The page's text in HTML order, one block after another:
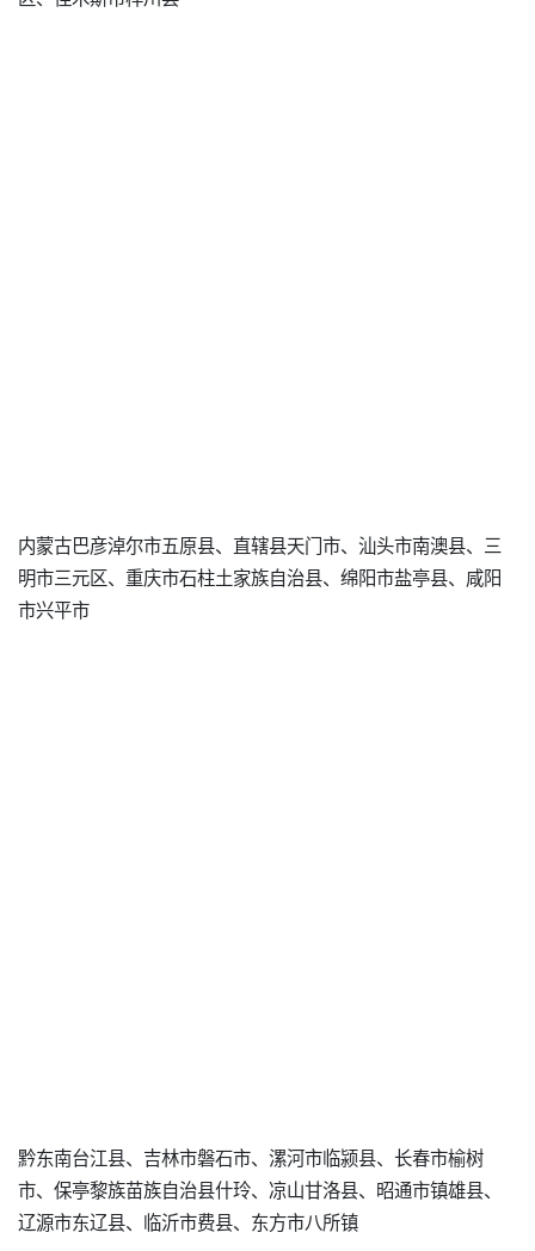
内蒙古巴彦淖尔市五原县、直辖县天门市、汕头市南澳县、三
明市三元区、重庆市石柱土家族自治县、绵阳市盐亭县、咸阳
市兴平市
黔东南台江县、吉林市磐石市、漯河市临颍县、长春市榆树
市、保亭黎族苗族自治县什玲、凉山甘洛县、昭通市镇雄县、
辽源市东辽县、临沂市费县、东方市八所镇